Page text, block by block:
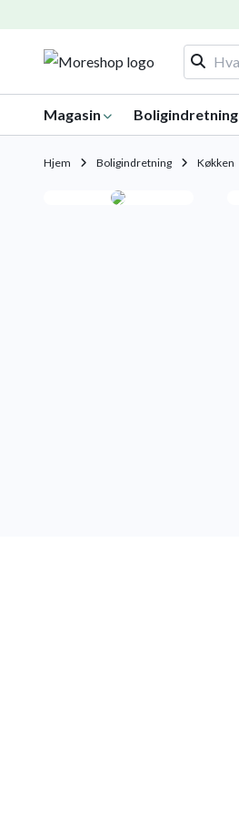
Magasin Boligindretning
Hjem Boligindretning Køkken